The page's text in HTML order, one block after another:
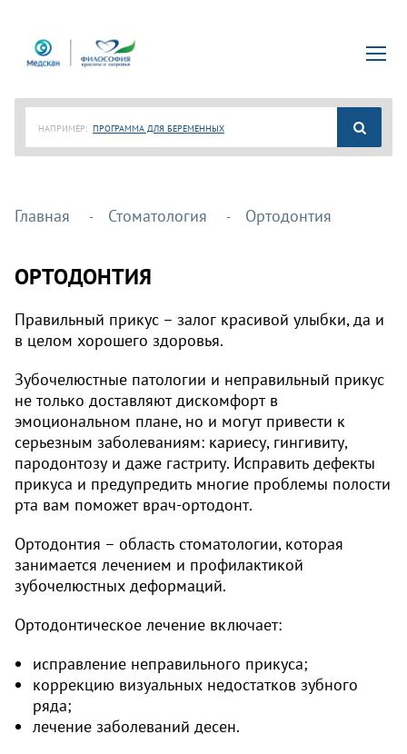
НАПРИМЕР: ПРОГРАММА ДЛЯ БЕРЕМЕННЫХ
Главная Стоматология Ортодонтия
ОРТОДОНТИЯ
Правильный прикус – залог красивой улыбки, да и
в целом хорошего здоровья.
Зубочелюстные патологии и неправильный прикус
не только доставляют дискомфорт в
эмоциональном плане, но и могут привести к
серьезным заболеваниям: кариесу, гингивиту,
пародонтозу и даже гастриту. Исправить дефекты
прикуса и предупредить многие проблемы полости
рта вам поможет врач-ортодонт.
Ортодонтия – область стоматологии, которая
занимается лечением и профилактикой
зубочелюстных деформаций.
Ортодонтическое лечение включает:
исправление неправильного прикуса;
коррекцию визуальных недостатков зубного
ряда;
лечение заболеваний десен.